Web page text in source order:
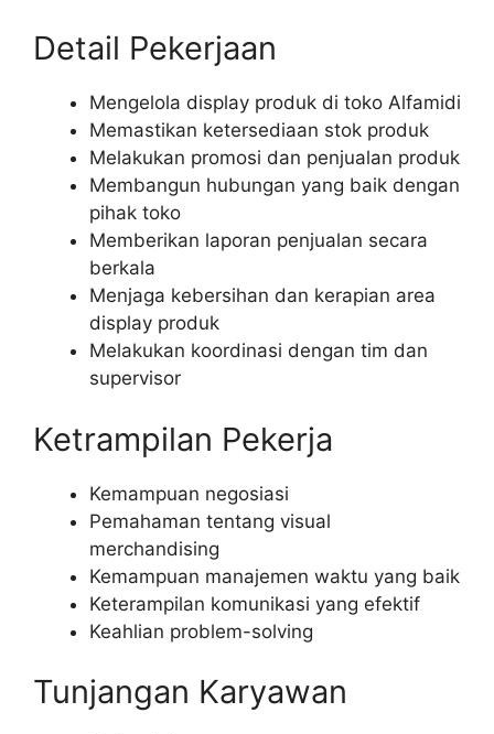
Detail Pekerjaan
Mengelola display produk di toko Alfamidi
Memastikan ketersediaan stok produk
Melakukan promosi dan penjualan produk
Membangun hubungan yang baik dengan
pihak toko
Memberikan laporan penjualan secara
berkala
Menjaga kebersihan dan kerapian area
display produk
Melakukan koordinasi dengan tim dan
supervisor
Ketrampilan Pekerja
Kemampuan negosiasi
Pemahaman tentang visual
merchandising
Kemampuan manajemen waktu yang baik
Keterampilan komunikasi yang efektif
Keahlian problem-solving
Tunjangan Karyawan